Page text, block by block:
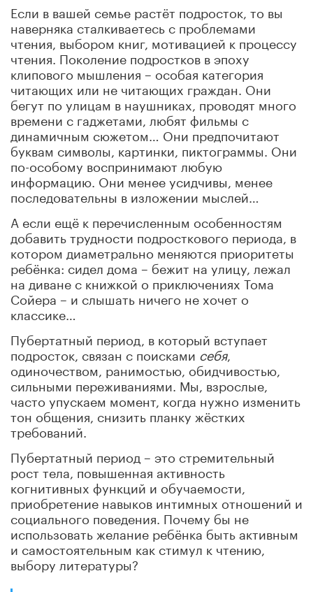
Если в вашей семье растёт подросток, то вы
наверняка сталкиваетесь с проблемами
чтения, выбором книг, мотивацией к процессу
чтения. Поколение подростков в эпоху
клипового мышления – особая категория
читающих или не читающих граждан. Они
бегут по улицам в наушниках, проводят много
времени с гаджетами, любят фильмы с
динамичным сюжетом… Они предпочитают
буквам символы, картинки, пиктограммы. Они
по-особому воспринимают любую
информацию. Они менее усидчивы, менее
последовательны в изложении мыслей…
А если ещё к перечисленным особенностям
добавить трудности подросткового периода, в
котором диаметрально меняются приоритеты
ребёнка: сидел дома – бежит на улицу, лежал
на диване с книжкой о приключениях Тома
Сойера – и слышать ничего не хочет о
классике…
Пубертатный период, в который вступает
подросток, связан с поисками себя,
одиночеством, ранимостью, обидчивостью,
сильными переживаниями. Мы, взрослые,
часто упускаем момент, когда нужно изменить
тон общения, снизить планку жёстких
требований.
Пубертатный период – это стремительный
рост тела, повышенная активность
когнитивных функций и обучаемости,
приобретение навыков интимных отношений и
социального поведения. Почему бы не
использовать желание ребёнка быть активным
и самостоятельным как стимул к чтению,
выбору литературы?